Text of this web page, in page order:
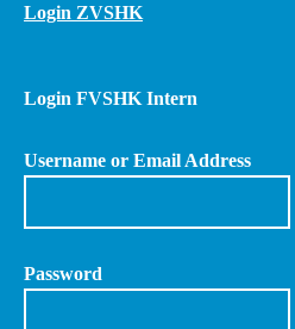
Login ZVSHK
Login FVSHK Intern
Username or Email Address
Password